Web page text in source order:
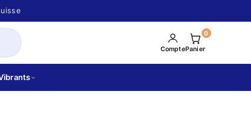
ComptePanier
0